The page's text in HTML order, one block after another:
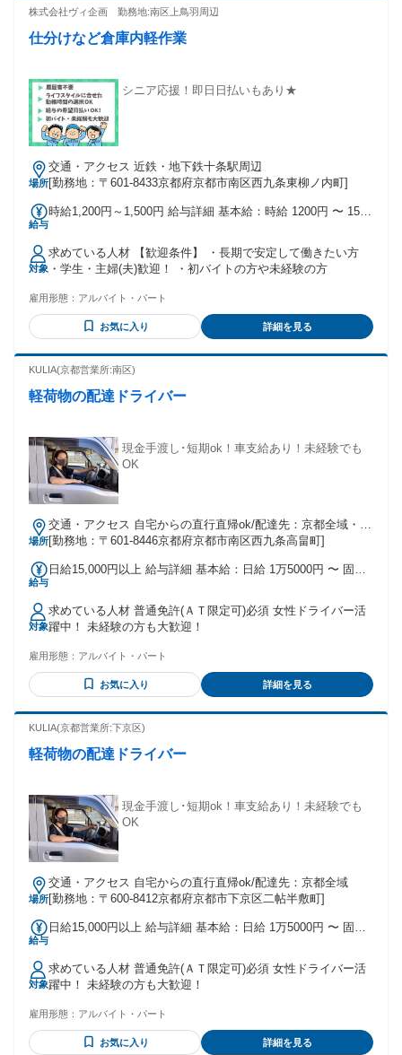
株式会社ヴィ企画 勤務地:南区上鳥羽周辺
仕分けなど倉庫内軽作業
シニア応援！即日日払いもあり★
場所
交通・アクセス 近鉄・地下鉄十条駅周辺
[勤務地：〒601-8433京都府京都市南区西九条東柳ノ内町]
給与
時給1,200円～1,500円 給与詳細 基本給：時給 1200円 〜 1500
対象
求めている人材 【歓迎条件】 ・長期で安定して働きたい方
・学生・主婦(夫)歓迎！ ・初バイトの方や未経験の方
雇用形態： アルバイト・パート
お気に入り 詳細を見る
KULIA(京都営業所:南区)
軽荷物の配達ドライバー
現金手渡し･短期ok！車支給あり！未経験でも
OK
場所
交通・アクセス 自宅からの直行直帰ok/配達先：京都全域・滋
賀一部
[勤務地：〒601-8446京都府京都市南区西九条高畠町]
給与
日給15,000円以上 給与詳細 基本給：日給 1万5000円 〜 固定
勤・家族手当金額：なし 全員に一律で支払われるその他手当
金額：なし ＋歩合 ・日払い･週払い可 ・実力に合わせて随時
昇給！ ┗現在日給2万円のスタッフもいますよ☆
対象
求めている人材 普通免許(ＡＴ限定可)必須 女性ドライバー活
躍中！ 未経験の方も大歓迎！
雇用形態： アルバイト・パート
お気に入り 詳細を見る
KULIA(京都営業所:下京区)
軽荷物の配達ドライバー
現金手渡し･短期ok！車支給あり！未経験でも
OK
場所
交通・アクセス 自宅からの直行直帰ok/配達先：京都全域
[勤務地：〒600-8412京都府京都市下京区二帖半敷町]
給与
日給15,000円以上 給与詳細 基本給：日給 1万5000円 〜 固定
勤・家族手当金額：なし 全員に一律で支払われるその他手当
金額：なし ＋歩合 ・日払い･週払い可 ・実力に合わせて随時
昇給！ ┗現在日給2万円のスタッフもいますよ☆
対象
求めている人材 普通免許(ＡＴ限定可)必須 女性ドライバー活
躍中！ 未経験の方も大歓迎！
雇用形態： アルバイト・パート
お気に入り 詳細を見る